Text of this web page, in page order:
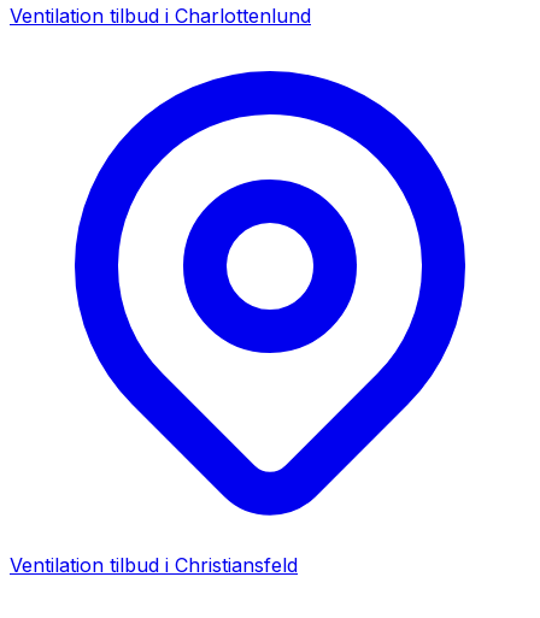
Ventilation tilbud i Charlottenlund
Ventilation tilbud i Christiansfeld